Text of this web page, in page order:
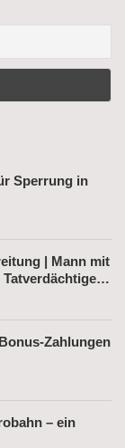
Sperrung in
| Mann mit
Zahlungen
– ein